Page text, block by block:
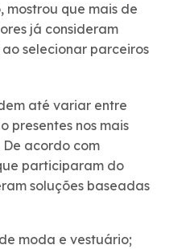
mostrou que mais de
já consideram
selecionar parceiros
até variar entre
presentes nos mais
De acordo com
participaram do
soluções baseadas
moda e vestuário;